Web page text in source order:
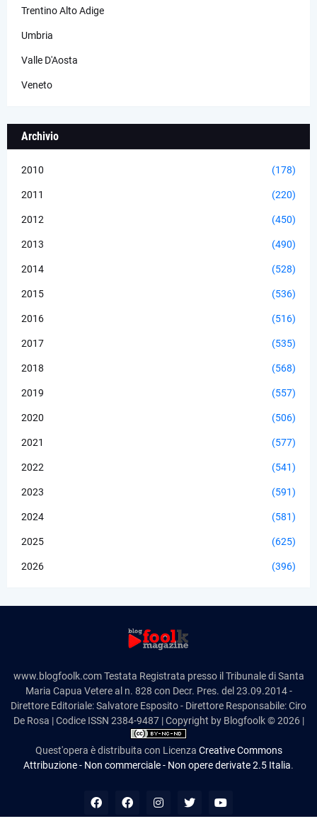
Trentino Alto Adige
Umbria
Valle D'Aosta
Veneto
Archivio
2010 (178)
2011 (220)
2012 (450)
2013 (490)
2014 (528)
2015 (536)
2016 (516)
2017 (535)
2018 (568)
2019 (557)
2020 (506)
2021 (577)
2022 (541)
2023 (591)
2024 (581)
2025 (625)
2026 (396)
www.blogfoolk.com Testata Registrata presso il Tribunale di Santa
Maria Capua Vetere al n. 828 con Decr. Pres. del 23.09.2014 -
Direttore Editoriale: Salvatore Esposito - Direttore Responsabile: Ciro
De Rosa | Codice ISSN 2384-9487 | Copyright by Blogfoolk © 2026 |
Quest'opera è distribuita con Licenza Creative Commons
Attribuzione - Non commerciale - Non opere derivate 2.5 Italia.